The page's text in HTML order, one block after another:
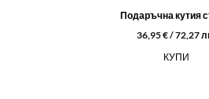
Подаръчна кутия
36,95€/ 72,27
КУПИ